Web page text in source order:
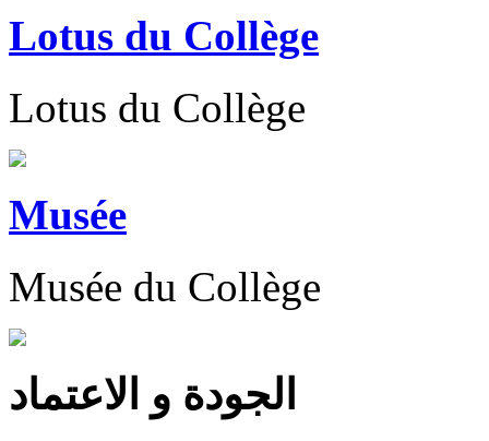
Lotus du Collège
Lotus du Collège
Musée
Musée du Collège
الجودة و الاعتماد